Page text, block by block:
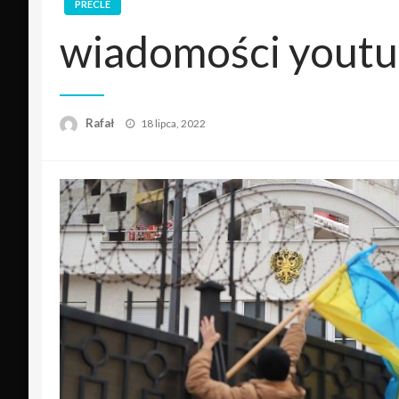
PRECLE
wiadomości
Rafał
Opublikowane
18 lipca, 2022